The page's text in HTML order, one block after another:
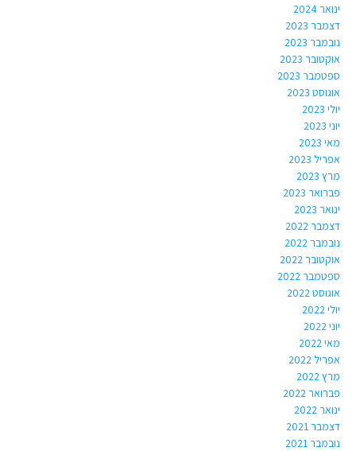
ינואר 2024
דצמבר 2023
נובמבר 2023
אוקטובר 2023
ספטמבר 2023
אוגוסט 2023
יולי 2023
יוני 2023
מאי 2023
אפריל 2023
מרץ 2023
פברואר 2023
ינואר 2023
דצמבר 2022
נובמבר 2022
אוקטובר 2022
ספטמבר 2022
אוגוסט 2022
יולי 2022
יוני 2022
מאי 2022
אפריל 2022
מרץ 2022
פברואר 2022
ינואר 2022
דצמבר 2021
נובמבר 2021